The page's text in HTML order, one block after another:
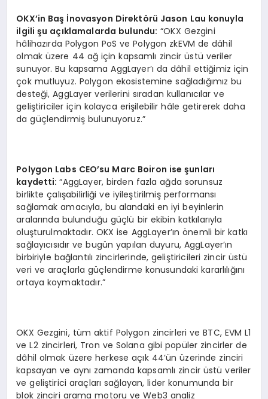
OKX’in Baş İnovasyon Direktörü Jason Lau konuyla
ilgili şu açıklamalarda bulundu: “OKX Gezgini
hâlihazırda Polygon PoS ve Polygon zkEVM de dâhil
olmak üzere 44 ağ için kapsamlı zincir üstü veriler
sunuyor. Bu kapsama AggLayer’ı da dâhil ettiğimiz için
çok mutluyuz. Polygon ekosistemine sağladığımız bu
desteği, AggLayer verilerini sıradan kullanıcılar ve
geliştiriciler için kolayca erişilebilir hâle getirerek daha
da güçlendirmiş bulunuyoruz.”
Polygon Labs CEO’su Marc Boiron ise şunları
kaydetti:“AggLayer, birden fazla ağda sorunsuz
birlikte çalışabilirliği ve iyileştirilmiş performansı
sağlamak amacıyla, bu alandaki en iyi beyinlerin
aralarında bulunduğu güçlü bir ekibin katkılarıyla
oluşturulmaktadır. OKX ise AggLayer’ın önemli bir katkı
sağlayıcısıdır ve bugün yapılan duyuru, AggLayer’ın
birbiriyle bağlantılı zincirlerinde, geliştiricileri zincir üstü
veri ve araçlarla güçlendirme konusundaki kararlılığını
ortaya koymaktadır.”
OKX Gezgini, tüm aktif Polygon zincirleri ve BTC, EVM L1
ve L2 zincirleri, Tron ve Solana gibi popüler zincirler de
dâhil olmak üzere herkese açık 44’ün üzerinde zinciri
kapsayan ve aynı zamanda kapsamlı zincir üstü veriler
ve geliştirici araçları sağlayan, lider konumunda bir
blok zinciri arama motoru ve Web3 analiz